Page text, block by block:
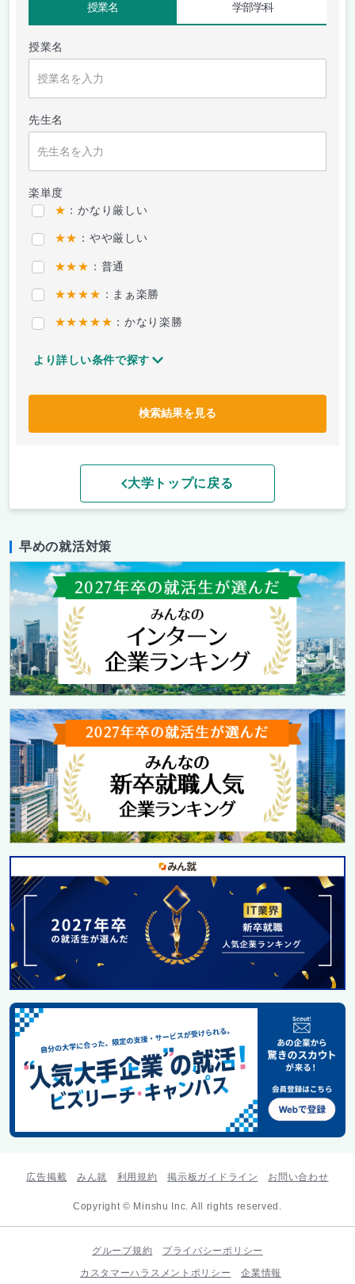
授業名 学部学科
授業名
先生名
楽単度
★ ：かなり厳しい
★★ ：やや厳しい
★★★ ：普通
★★★★ ：まぁ楽勝
★★★★★ ：かなり楽勝
より詳しい条件で探す
検索結果を見る
大学トップに戻る
早めの就活対策
広告掲載 みん就 利用規約 掲示板ガイドライン お問い合わせ
Copyright © Minshu Inc. All rights reserved.
グループ規約
プライバシーポリシー
カスタマーハラスメントポリシー
企業情報